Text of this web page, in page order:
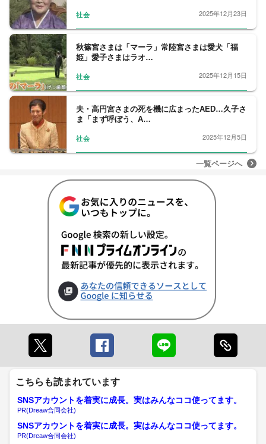
社会 2025年12月23日
秋篠宮さまは「マーラ」常陸宮さまは愛犬「福
姫」愛子さまはラオ…
社会 2025年12月15日
夫・高円宮さまの死を機に広まったAED…久子さ
ま「まず呼ぼう、A…
社会 2025年12月5日
一覧ページへ
こちらも読まれています
SNSアカウントを着実に成長。実はみんなココ使ってます。
PR(Dreaw合同会社)
SNSアカウントを着実に成長。実はみんなココ使ってます。
PR(Dreaw合同会社)